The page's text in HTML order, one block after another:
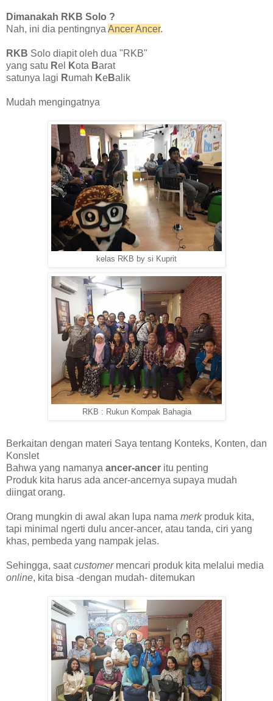
Dimanakah RKB Solo ?
Nah, ini dia pentingnya Ancer Ancer.
RKB Solo diapit oleh dua "RKB"
yang satu Rel Kota Barat
satunya lagi Rumah KeBalik
Mudah mengingatnya
kelas RKB by si Kuprit
RKB : Rukun Kompak Bahagia
Berkaitan dengan materi Saya tentang Konteks, Konten, dan
Konslet
Bahwa yang namanya ancer-ancer itu penting
Produk kita harus ada ancer-ancernya supaya mudah
diingat orang.
Orang mungkin di awal akan lupa nama merk produk kita,
tapi minimal ngerti dulu ancer-ancer, atau tanda, ciri yang
khas, pembeda yang nampak jelas.
Sehingga, saatcustomer mencari produk kita melalui media
online, kita bisa -dengan mudah- ditemukan